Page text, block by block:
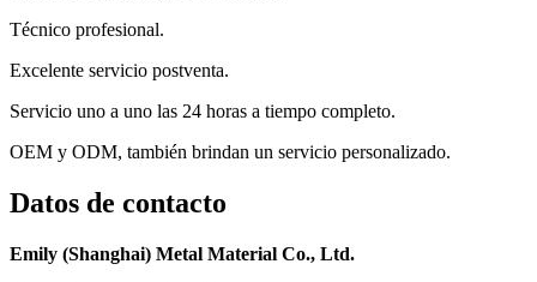
Técnico profesional.
Excelente servicio postventa.
Servicio uno a uno las 24 horas a tiempo completo.
OEM y ODM, también brindan un servicio personalizado.
Datos de contacto
Emily (Shanghai) Metal Material Co., Ltd.